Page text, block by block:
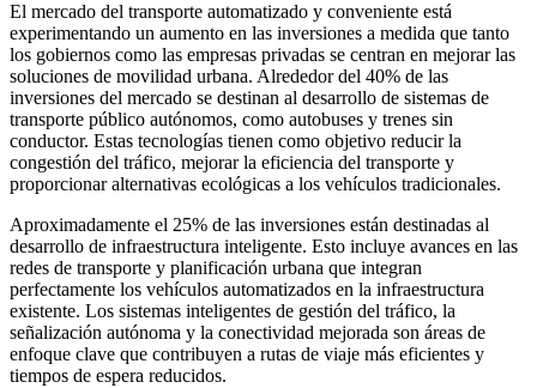
El mercado del transporte automatizado y conveniente está
experimentando un aumento en las inversiones a medida que tanto
los gobiernos como las empresas privadas se centran en mejorar las
soluciones de movilidad urbana. Alrededor del 40% de las
inversiones del mercado se destinan al desarrollo de sistemas de
transporte público autónomos, como autobuses y trenes sin
conductor. Estas tecnologías tienen como objetivo reducir la
congestión del tráfico, mejorar la eficiencia del transporte y
proporcionar alternativas ecológicas a los vehículos tradicionales.
Aproximadamente el 25% de las inversiones están destinadas al
desarrollo de infraestructura inteligente. Esto incluye avances en las
redes de transporte y planificación urbana que integran
perfectamente los vehículos automatizados en la infraestructura
existente. Los sistemas inteligentes de gestión del tráfico, la
señalización autónoma y la conectividad mejorada son áreas de
enfoque clave que contribuyen a rutas de viaje más eficientes y
tiempos de espera reducidos.